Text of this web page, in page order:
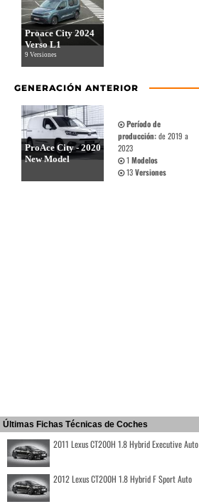
Proace City 2024
Verso L1
9 Versiones
GENERACIÓN ANTERIOR
ProAce City - 2020
New Model
Período de
producción:de 2019 a
2023
1 Modelos
13Versiones
Últimas Fichas Técnicas de Coches
2011 Lexus CT200H 1.8 Hybrid Executive Auto
2012 Lexus CT200H 1.8 Hybrid F Sport Auto